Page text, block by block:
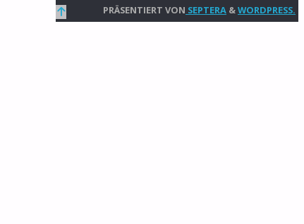
PRÄSENTIERT VON SEPTERA &WORDPRESS.
Zurück